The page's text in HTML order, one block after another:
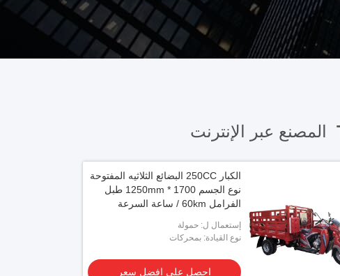
المصنع عبر الإنترنت
الكبار 250CC البضائع الثلاثيه المفتوحة
نوع الجسم 1700 * 1250mm طبل
الفرامل 60km / ساعة السرعة
إستعمال ل: حمولة
نوع القيادة: بمحركات
احصل على افضل سعر